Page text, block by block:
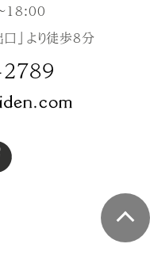
18:00
」より徒歩8分